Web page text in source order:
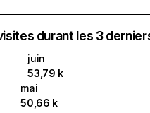
durant les 3
juin
53,79 k
mai
50,66 k